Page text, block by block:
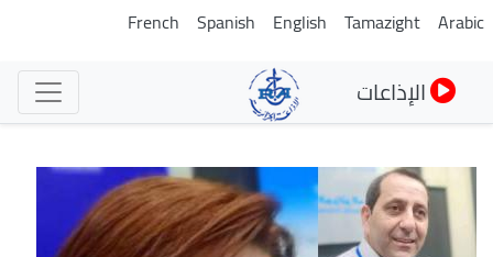
تجاوز
Arabic
Tamazight
English
Spanish
French
الإذاعات